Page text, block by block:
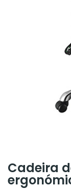
Cadeira